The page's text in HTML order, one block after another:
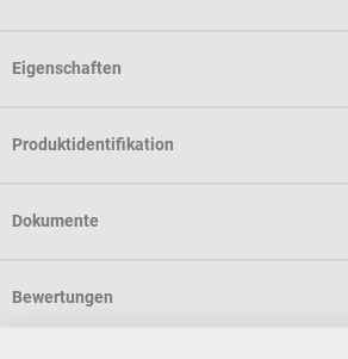
Eigenschaften
Produktidentifikation
Dokumente
Bewertungen